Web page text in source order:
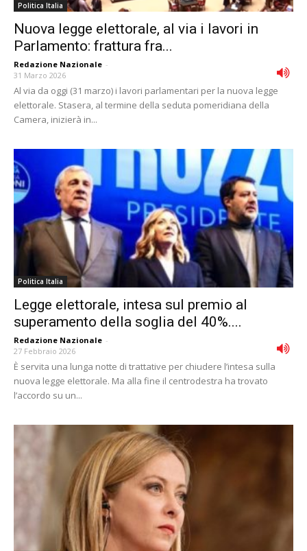
Politica Italia
Nuova legge elettorale, al via i lavori in
Parlamento: frattura fra...
Redazione Nazionale -
31 Marzo 2026
Al via da oggi (31 marzo) i lavori parlamentari per la nuova legge
elettorale. Stasera, al termine della seduta pomeridiana della
Camera, inizierà in...
Politica Italia
Legge elettorale, intesa sul premio al
superamento della soglia del 40%....
Redazione Nazionale -
27 Febbraio 2026
È servita una lunga notte di trattative per chiudere l’intesa sulla
nuova legge elettorale. Ma alla fine il centrodestra ha trovato
l’accordo su un...